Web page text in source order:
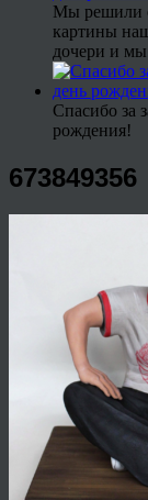
Мы решили
картины
дочери и
Спасибо за
рождения!
673849356